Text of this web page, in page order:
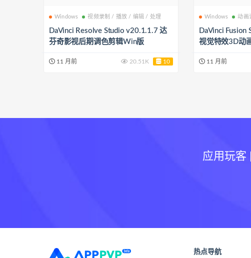
Windows 视频录制 / 播放 / 编辑 / 处理
DaVinci Resolve Studio v20.1.1.7 达
芬奇影视后期调色剪辑Win版
11 月前 20.51K 10
Windows 动画
DaVinci Fusion
视觉特效3D动
11 月前
应用玩客
热点导航